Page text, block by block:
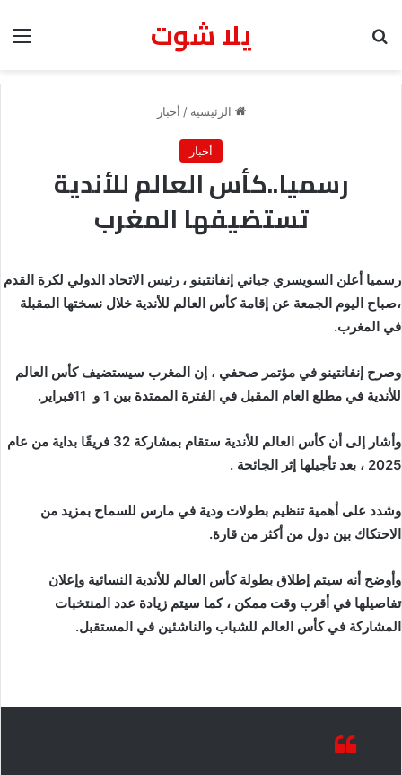
يلا شوت
الرئيسية / أخبار
أخبار
رسميا..كأس العالم للأندية
تستضيفها المغرب
رسميا أعلن السويسري جياني إنفانتينو ، رئيس الاتحاد الدولي لكرة القدم
،صباح اليوم الجمعة عن إقامة كأس العالم للأندية خلال نسختها المقبلة
في المغرب.
وصرح إنفانتينو في مؤتمر صحفي ، إن المغرب سيستضيف كأس العالم
للأندية في مطلع العام المقبل في الفترة الممتدة بين 1 و 11فبراير.
وأشار إلى أن كأس العالم للأندية ستقام بمشاركة 32 فريقًا بداية من عام
2025 ، بعد تأجيلها إثر الجائحة .
وشدد على أهمية تنظيم بطولات ودية في مارس للسماح بمزيد من
الاحتكاك بين دول من أكثر من قارة.
وأوضح أنه سيتم إطلاق بطولة كأس العالم للأندية النسائية وإعلان
تفاصيلها في أقرب وقت ممكن ، كما سيتم زيادة عدد المنتخبات
المشاركة في كأس العالم للشباب والناشئين في المستقبل.